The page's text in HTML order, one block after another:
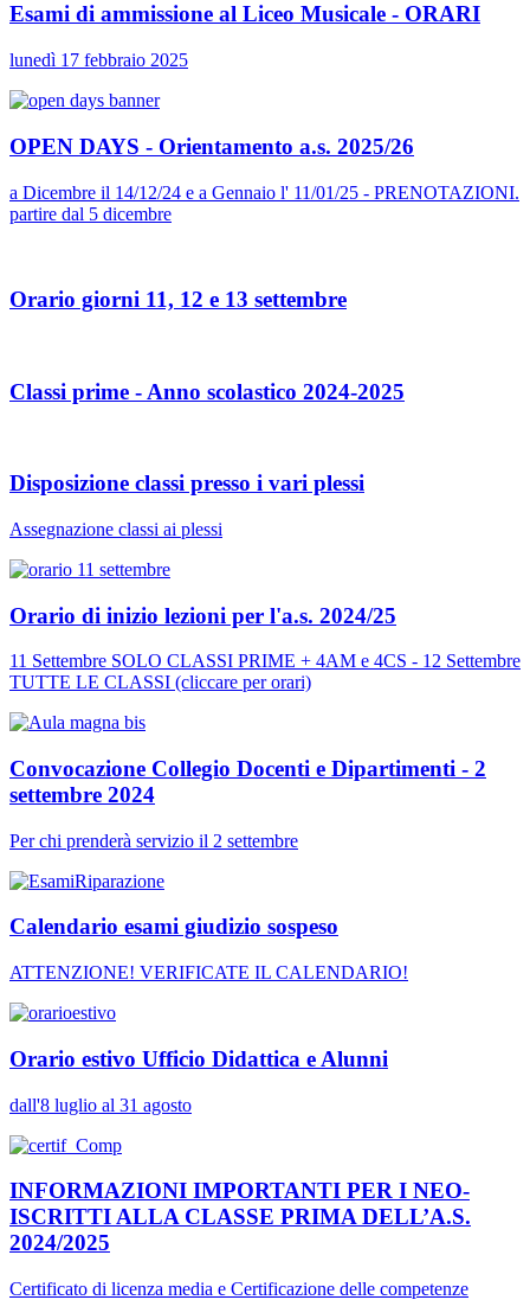
Esami di ammissione al Liceo Musicale - ORARI
lunedì 17 febbraio 2025
OPEN DAYS - Orientamento a.s. 2025/26
a Dicembre il 14/12/24 e a Gennaio l' 11/01/25 - PRENOTAZIONI.
partire dal 5 dicembre
Orario giorni 11, 12 e 13 settembre
Classi prime - Anno scolastico 2024-2025
Disposizione classi presso i vari plessi
Assegnazione classi ai plessi
Orario di inizio lezioni per l'a.s. 2024/25
11 Settembre SOLO CLASSI PRIME + 4AM e 4CS - 12 Settembre
TUTTE LE CLASSI (cliccare per orari)
Convocazione Collegio Docenti e Dipartimenti - 2
settembre 2024
Per chi prenderà servizio il 2 settembre
Calendario esami giudizio sospeso
ATTENZIONE! VERIFICATE IL CALENDARIO!
Orario estivo Ufficio Didattica e Alunni
dall'8 luglio al 31 agosto
INFORMAZIONI IMPORTANTI PER I NEO-
ISCRITTI ALLA CLASSE PRIMA DELL’A.S.
2024/2025
Certificato di licenza media e Certificazione delle competenze